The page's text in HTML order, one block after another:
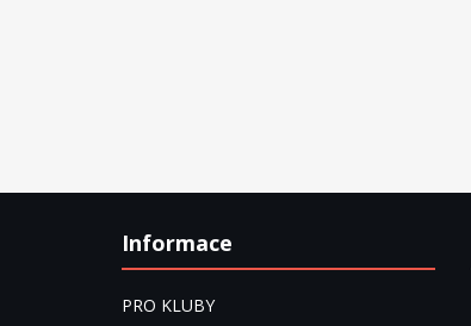
Informace
PRO KLUBY